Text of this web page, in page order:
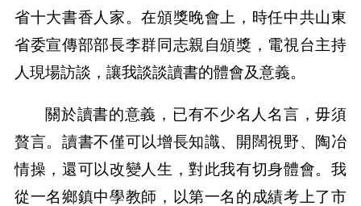
省十大書香人家。在頒獎晚會上，時任中共山東
省委宣傳部部長李群同志親自頒獎，電視台主持
人現場訪談，讓我談談讀書的體會及意義。
關於讀書的意義，已有不少名人名言，毋須
贅言。讀書不僅可以增長知識、開闊視野、陶冶
情操，還可以改變人生，對此我有切身體會。我
從一名鄉鎮中學教師，以第一名的成績考上了市